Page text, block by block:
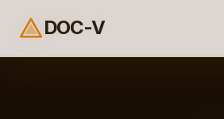
DOC-V